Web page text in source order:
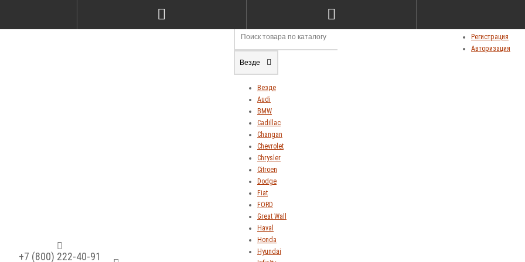
Регистрация
Авторизация
Сравнение товаров (0)
+7 (800) 222-40-91
Везде
Везде
Audi
BMW
Cadillac
Changan
Chevrolet
Chrysler
Citroen
Dodge
Fiat
FORD
Great Wall
Haval
Honda
Hyundai